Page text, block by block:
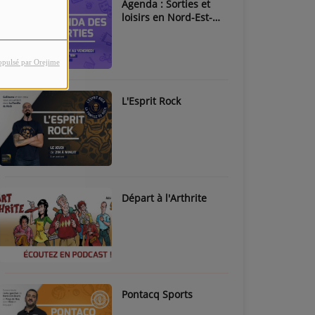
par Orejime
Agenda : Sorties et
loisirs en Nord-Est-
L'Esprit Rock
Départ à l'Arthrite
Pontacq Sports